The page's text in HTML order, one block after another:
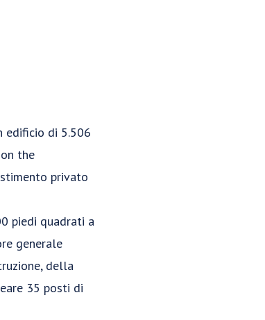
edificio di 5.506
the
privato
piedi quadrati a
generale
della
35 posti di